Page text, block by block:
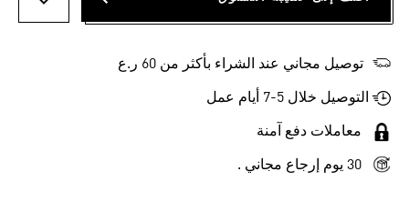
توصيل مجاني عند الشراء بأكثر من 60 ر.ع
التوصيل خلال 5-7 أيام عمل
معاملات دفع آمنة